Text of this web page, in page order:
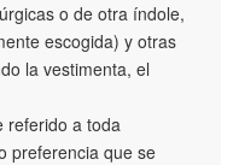
o de otra índole,
escogida) y otras
la vestimenta, el
referido a toda
preferencia que se